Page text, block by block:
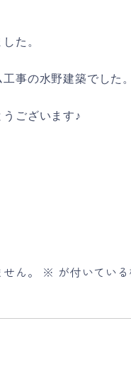
た。
事の水野建築でした。
ございます♪
ん。 ※ が付いてい